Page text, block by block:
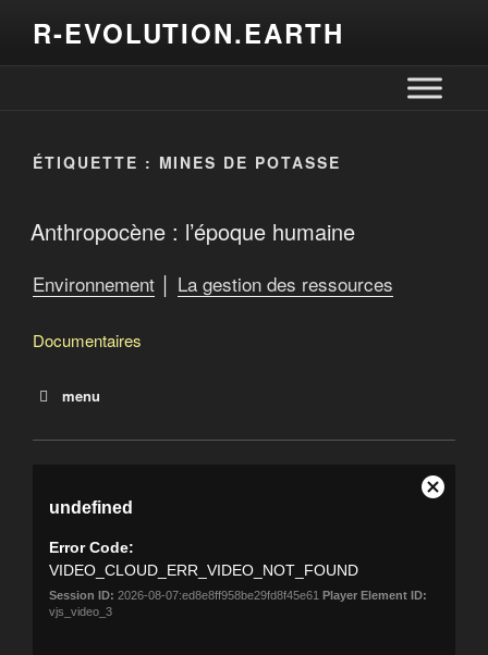
R-EVOLUTION.EARTH
ÉTIQUETTE : MINES DE POTASSE
Anthropocène : l’époque humaine
Environnement │ La gestion des ressources
Documentaires
menu
Vers un crash alimentaire
toxique
Bonnes nouvelles de la planète
La soif du monde